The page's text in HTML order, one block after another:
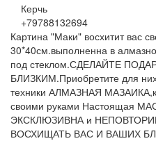
Керчь
+79788132694
Картина "Маки" восхитит вас
30*40см.выполненна в
под стеклом.СДЕЛАЙТЕ
БЛИЗКИМ.Приобретите для
техники АЛМАЗНАЯ
своими руками Настоящая
ЭКСКЛЮЗИВНА и
ВОСХИЩАТЬ ВАС И ВАШИХ